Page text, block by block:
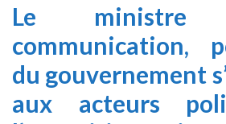
Le
communication,
du gouvernement
aux acteurs